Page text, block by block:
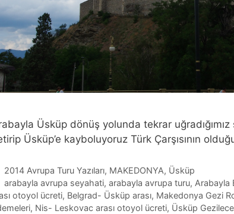
Üsküp dönüş yolunda tekrar
Üsküp’e kayboluyoruz Türk Çarşısının
Categories
2014 Avrupa Turu Yazıları, MAKEDONYA, Üsküp
Tags
arabayla avrupa seyahati, arabayla avrupa turu, Arabayla
otoyol ücreti, Belgrad- Üsküp arası, Makedonya Gezi
, Nis- Leskovac arası otoyol ücreti, Üsküp